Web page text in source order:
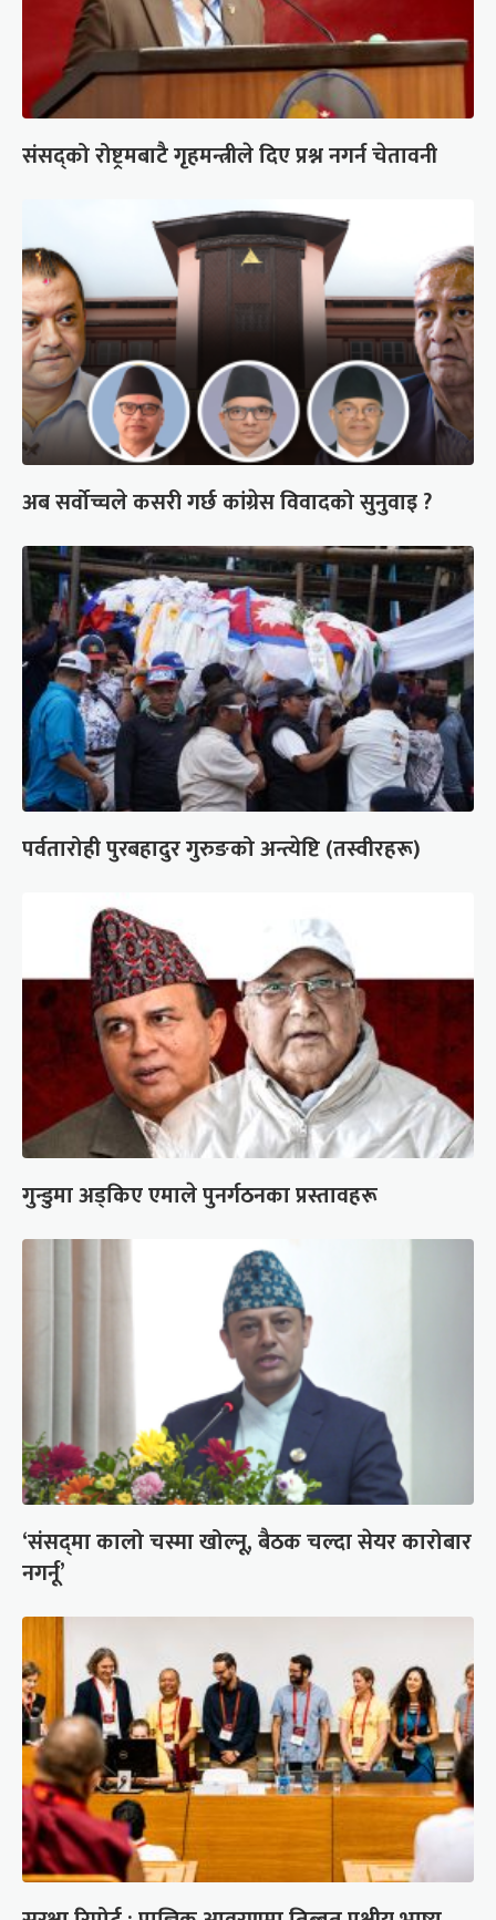
संसद्को रोष्ट्रमबाटै गृहमन्त्रीले दिए प्रश्न नगर्न चेतावनी
अब सर्वोच्चले कसरी गर्छ कांग्रेस विवादको सुनुवाइ ?
पर्वतारोही पुरबहादुर गुरुङको अन्त्येष्टि (तस्वीरहरू)
गुन्डुमा अड्किए एमाले पुनर्गठनका प्रस्तावहरू
‘संसद्‍मा कालो चस्मा खोल्नू, बैठक चल्दा सेयर कारोबार
नगर्नू’